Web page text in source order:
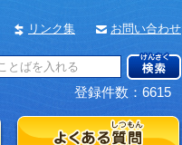
リンク集 お問い合わせ
登録件数：6615